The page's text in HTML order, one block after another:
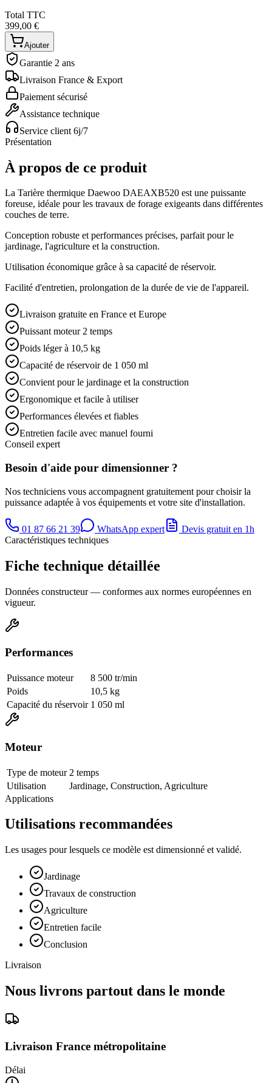
Total TTC
399,00 €
Ajouter
Garantie 2 ans
Livraison France & Export
Paiement sécurisé
Assistance technique
Service client 6j/7
Présentation
À propos de ce produit
La Tarière thermique Daewoo DAEAXB520 est une puissante
foreuse, idéale pour les travaux de forage exigeants dans différentes
couches de terre.
Conception robuste et performances précises, parfait pour le
jardinage, l'agriculture et la construction.
Utilisation économique grâce à sa capacité de réservoir.
Facilité d'entretien, prolongation de la durée de vie de l'appareil.
Livraison gratuite en France et Europe
Puissant moteur 2 temps
Poids léger à 10,5 kg
Capacité de réservoir de 1 050 ml
Convient pour le jardinage et la construction
Ergonomique et facile à utiliser
Performances élevées et fiables
Entretien facile avec manuel fourni
Conseil expert
Besoin d'aide pour dimensionner ?
Nos techniciens vous accompagnent gratuitement pour choisir la
puissance adaptée à vos équipements et votre site d'installation.
01 87 66 21 39 WhatsApp expert
Devis gratuit en 1h
Caractéristiques techniques
Fiche technique détaillée
Données constructeur — conformes aux normes européennes en
vigueur.
Performances
Puissance moteur
8 500 tr/min
Poids
10,5 kg
Capacité du réservoir 1 050 ml
Moteur
Type de moteur 2 temps
Utilisation
Jardinage, Construction, Agriculture
Applications
Utilisations recommandées
Les usages pour lesquels ce modèle est dimensionné et validé.
Jardinage
Travaux de construction
Agriculture
Entretien facile
Conclusion
Livraison
Nous livrons partout dans le monde
Livraison France métropolitaine
Délai